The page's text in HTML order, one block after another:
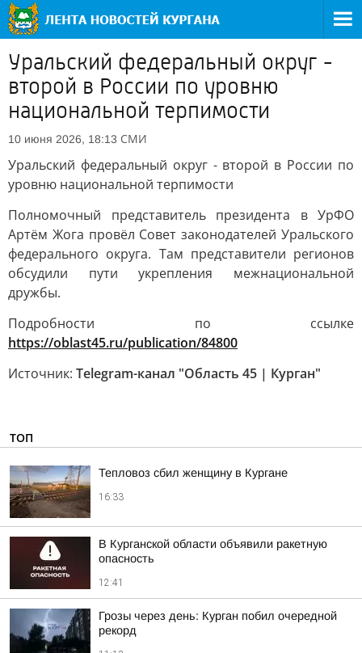
Уральский федеральный округ -
второй в России по уровню
национальной терпимости
10 июня 2026, 18:13 СМИ
Уральский федеральный округ - второй в России по
уровню национальной терпимости
Полномочный представитель президента в УрФО
Артём Жога провёл Совет законодателей Уральского
федерального округа. Там представители регионов
обсудили пути укрепления межнациональной
дружбы.
Подробности по ссылке
https://oblast45.ru/publication/84800
Источник: Telegram-канал "Область 45 | Курган"
ТОП
Тепловоз сбил женщину в Кургане
16:33
В Курганской области объявили ракетную
опасность
12:41
Грозы через день: Курган побил очередной
рекорд